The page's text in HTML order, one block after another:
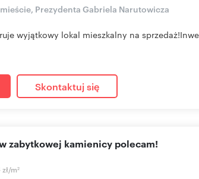
Prezydenta Gabriela Narutowicza
wyjątkowy lokal mieszkalny na
Skontaktuj się
zł/m2
w zabytkowej kamienicy polecam!